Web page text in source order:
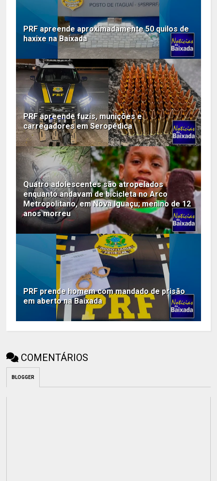
PRF apreende aproximadamente 50 quilos de
haxixe na Baixada
PRF apreende fuzis, munições e
carregadores em Seropédica
Quatro adolescentes são atropelados
enquanto andavam de bicicleta no Arco
Metropolitano, em Nova Iguaçu; menino de 12
anos morreu
PRF prende homem com mandado de prisão
em aberto na Baixada
COMENTÁRIOS
BLOGGER